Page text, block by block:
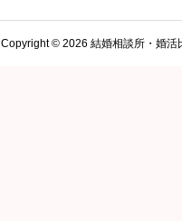
Copyright © 2026 結婚相談所・婚活